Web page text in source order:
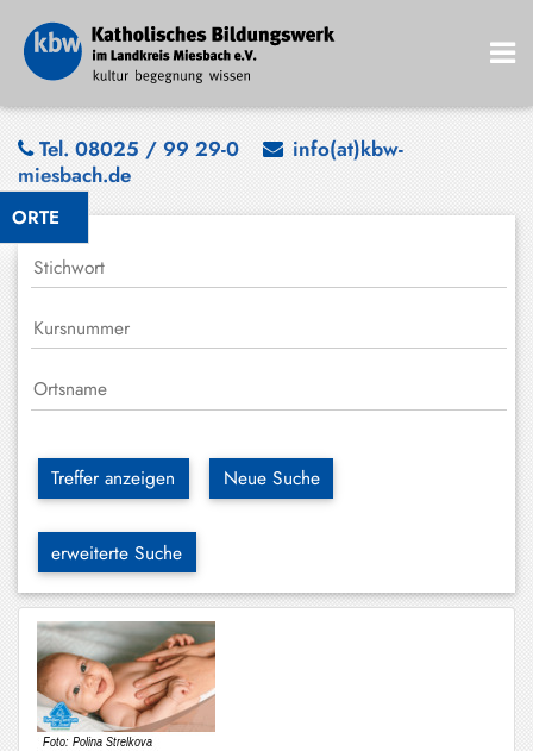
ORTE
Tel. 08025 / 99 29-0
info(at)kbw-
miesbach.de
Treffer anzeigen Neue Suche
erweiterte Suche
Bad
Wiessee
Bayrischzell
Darching
Elbach
Großhartpenning
Hausham
Holzkirchen
Hundham
Irschenberg
Kreuth
Leitzachtal
Miesbach